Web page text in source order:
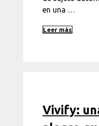
en una …
Leer más
Vivify: